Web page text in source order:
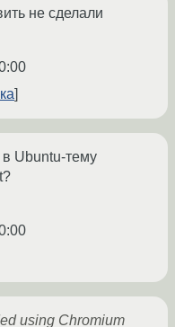
не сделали
Ubuntu-тему
using Chromium